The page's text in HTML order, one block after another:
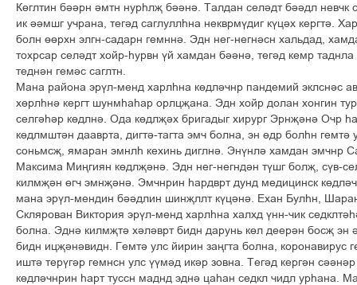
Кґглтин біірн імтн нурєлљ бііні. Талдан селідт біідл невчк
ик іімшг учрана, тегід саглуллєна некврмўдиг кўціх кергті.
болн ґґрхн элгн-садарн гемнні. Эдн нег-негнісн хальдад,
тохрсар селідт хойр-єурвн ўй хамдан бііні, тегід кемр
теднін геміс саглтн.
Мана района эрўл-менд харлєна кґдлічнр пандемий эклсніс
хґрлєні кергт шунмєаєар орлцљана. Эдн хойр долан хонгин
селгієір кґдлні. Ода кґдлљіх бригадыг хирург Эрнљіні Очр
кґдлмштін дааврта, дигті-тагта эмч болна, эн ґдр болєн
соньмсљ, ямаран эмнлє кехинь диглні. Энўнлі хамдан эмчнр
Максима Мињгиян кґдлљіні. Эдн нег-негндін тўшг болљ, сўв-
килмљін ґгч эмнљіні. Эмчнрин єардврт дунд медицинск
мана эрўл-мендин біідлин шинљллт кўціні. Ехан Булєн,
Склярован Виктория эрўл-менд харлєна халхд ўнн-чик
болна. Эдні килмљті хіліврт бидн дарунь кґл деерін босљ эн
бидн ицљінівидн. Гемті улс йирин зањгта болна, коронавирус
ишті терўгір гемнсн улс ўўмід икір зовна. Тегід кергін
кґдлічнрин єарт туссн маднд эдні цаєан седкл чидл урєана.